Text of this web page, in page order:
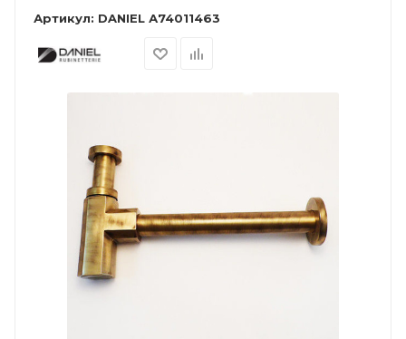
Артикул: DANIEL А74011463